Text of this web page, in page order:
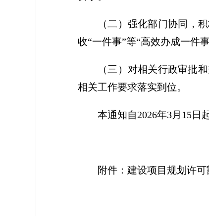
（二）强化部门协同，
收“一件事”等“高效办成一件
（三）对相关行政审批
相关工作要求落实到位。
本通知自2026年3月15日
附件：建设项目规划许